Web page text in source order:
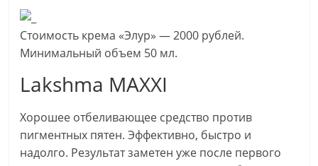
Стоимость крема «Элур» — 2000 рублей.
Минимальный объем 50 мл.
Lakshma MAXXI
Хорошее отбеливающее средство против
пигментных пятен. Эффективно, быстро и
надолго. Результат заметен уже после первого